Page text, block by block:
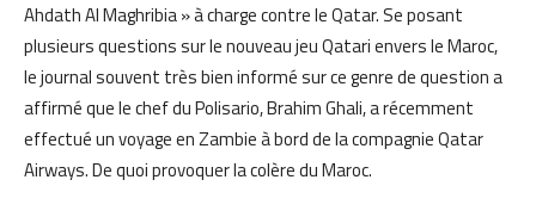
Ahdath Al Maghribia » à charge contre le Qatar. Se posant
plusieurs questions sur le nouveau jeu Qatari envers le Maroc,
le journal souvent très bien informé sur ce genre de question a
affirmé que le chef du Polisario, Brahim Ghali, a récemment
effectué un voyage en Zambie à bord de la compagnie Qatar
Airways. De quoi provoquer la colère du Maroc.